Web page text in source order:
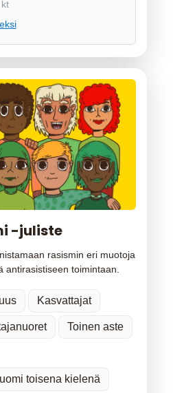
-juliste
rasismin eri muotoja
antirasistiseen toimintaan.
Kasvattajat
Toinen aste
toisena kielenä